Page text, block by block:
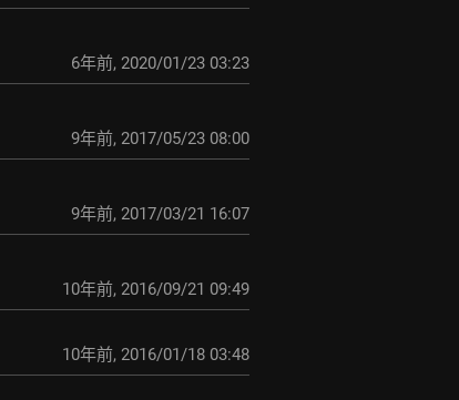
6年前, 2020/01/23 03:23
9年前, 2017/05/23 08:00
9年前, 2017/03/21 16:07
10年前, 2016/09/21 09:49
10年前, 2016/01/18 03:48